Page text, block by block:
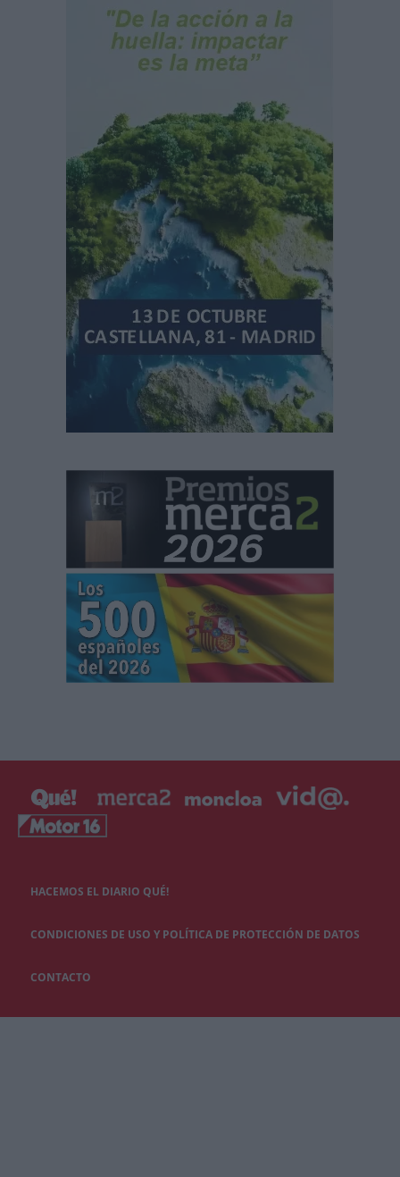
HACEMOS EL DIARIO QUÉ!
CONDICIONES DE USO Y POLÍTICA DE PROTECCIÓN DE DATOS
CONTACTO